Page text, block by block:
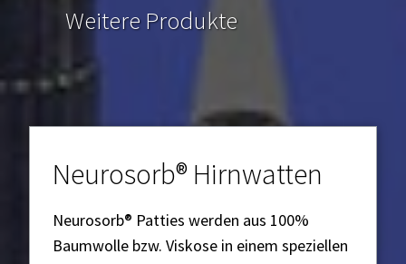
Weitere Produkte
Neurosorb® Hirnwatten
Neurosorb® Patties werden aus 100%
Baumwolle bzw. Viskose in einem speziellen
+49 241 96850-0